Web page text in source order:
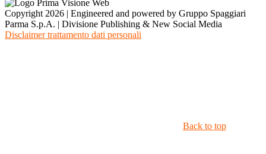
Copyright 2026 | Engineered and powered by Gruppo Spaggiari
Parma S.p.A. | Divisione Publishing & New Social Media
Disclaimer trattamento dati personali
Back to top